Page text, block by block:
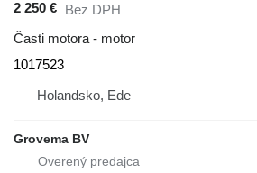
2 250 € Bez DPH
Časti motora - motor
1017523
Holandsko, Ede
Grovema BV